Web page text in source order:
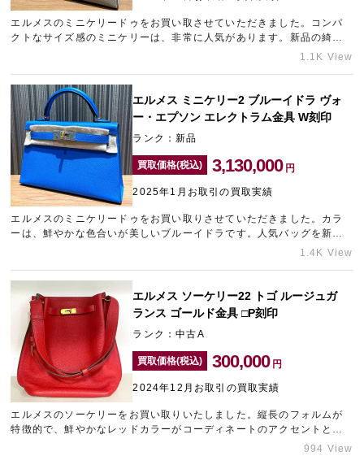
エルメスのミニケリードゥをお買い取させていただきました。コンパ
クトなサイズ感のミニケリーは、非常に人気があります。新品の綺麗
な状態でお持ち込みいただけたため、目一杯の金額をご提示させてい
ご相談くださいませ。
1.1K View
エルメス ミニケリー2 ブルーイドラ ヴォ
ー・エプソン エレクトラム金具 W刻印
ランク：新品
買取価格(税込) 3,130,000 円
2025年1月お取引の買取実績
エルメスのミニケリードゥをお買い取りさせていただきました。カラ
ーは、鮮やかな色合いが美しいブルーイドラです。人気バッグを新品
状態でお持ち込みいただけたため、高価買取させていただきました。
ください。
1.4K View
エルメス ソーケリー22 トゴ ルージュガ
ランス ゴールド金具 □P刻印
ランク：中古A
買取価格(税込) 300,000 円
2024年12月お取引の買取実績
エルメスのソーケリーをお買い取りいたしました。縦長のフォルムが
特徴的で、鮮やかなレッドカラーがコーディネートのアクセントとな
る人気バッグです。お客様のご希望に添えるよう頑張りますので、エ
994 View